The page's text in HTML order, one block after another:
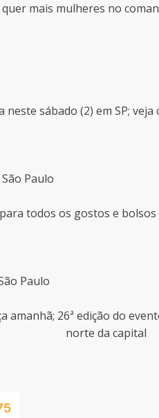
mais mulheres no
neste sábado (2) em SP;
Paulo
todos os gostos e bolsos
Paulo
amanhã; 26ª edição do
norte da capital